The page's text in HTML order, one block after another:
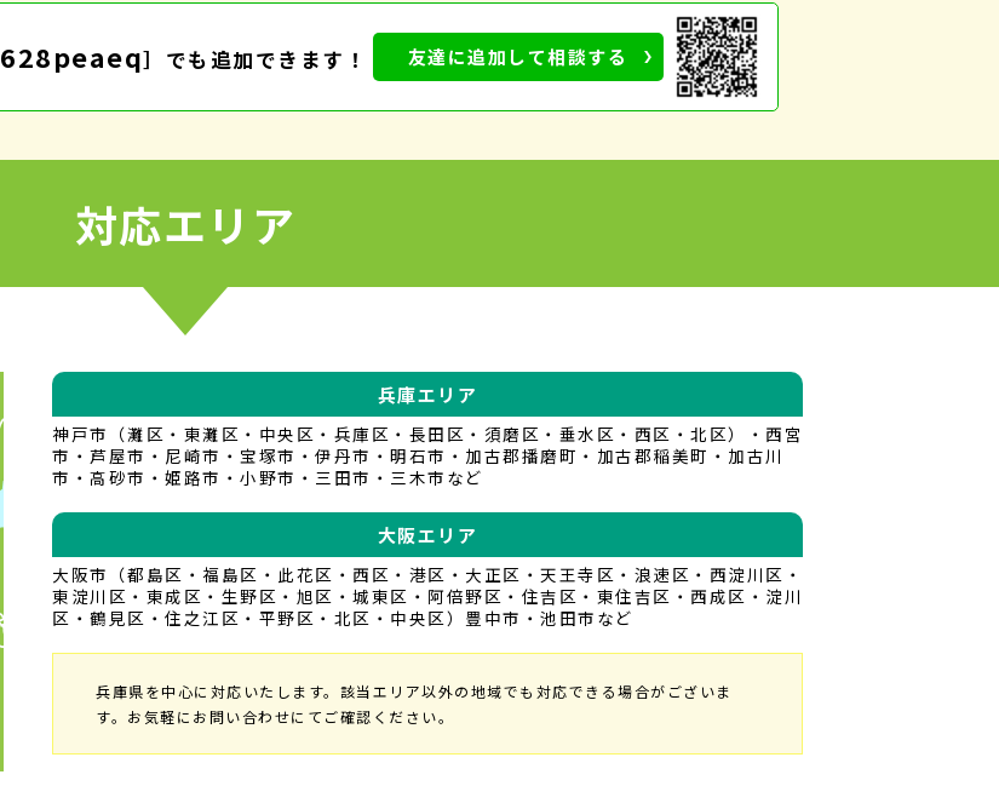
628peaeq］でも追加できます！ 友達に追加して相談する
対応エリア
兵庫エリア
神戸市（灘区・東灘区・中央区・兵庫区・長田区・須磨区・垂水区・西区・北区）・西宮
市・芦屋市・尼崎市・宝塚市・伊丹市・明石市・加古郡播磨町・加古郡稲美町・加古川
市・高砂市・姫路市・小野市・三田市・三木市など
大阪エリア
大阪市（都島区・福島区・此花区・西区・港区・大正区・天王寺区・浪速区・西淀川区・
東淀川区・東成区・生野区・旭区・城東区・阿倍野区・住吉区・東住吉区・西成区・淀川
区・鶴見区・住之江区・平野区・北区・中央区）豊中市・池田市など
兵庫県を中心に対応いたします。該当エリア以外の地域でも対応できる場合がございま
す。お気軽にお問い合わせにてご確認ください。